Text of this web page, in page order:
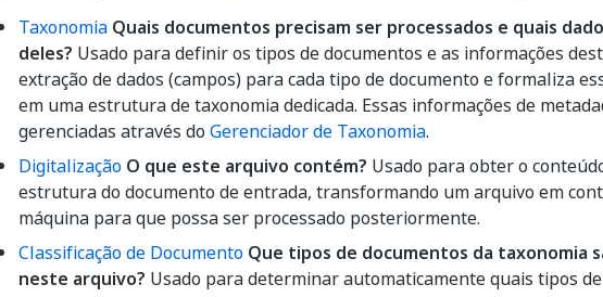
Taxonomia Quais documentos precisam ser processados e quais
deles? Usado para definir os tipos de documentos e as informações
extração de dados (campos) para cada tipo de documento e formaliza
em uma estrutura de taxonomia dedicada. Essas informações de
gerenciadas através do Gerenciador de Taxonomia.
Digitalização O que este arquivo contém? Usado para obter o
estrutura do documento de entrada, transformando um arquivo em
máquina para que possa ser processado posteriormente.
Classificação de Documento Que tipos de documentos da taxonomia
neste arquivo? Usado para determinar automaticamente quais tipos